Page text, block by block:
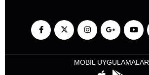
MOBİL UYGULAMALAR